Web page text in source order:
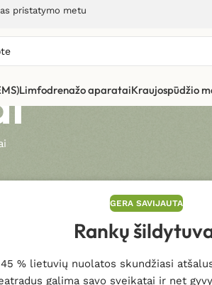
pristatymo metu
Limfodrenažo aparataiKraujospūdžio
GERA SAVIJAUTA
Rankų
% lietuvių nuolatos skundžiasi
galima savo sveikatai ir net